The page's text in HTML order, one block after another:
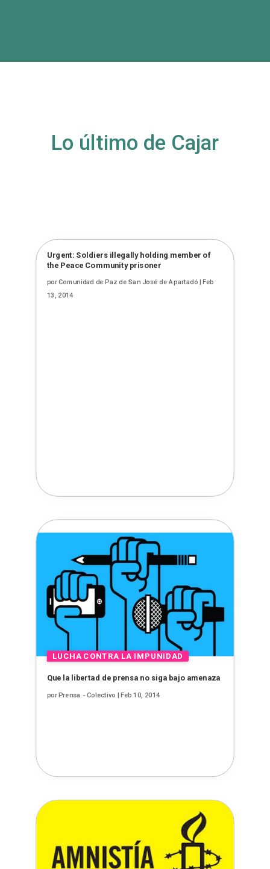
Lo último de Cajar
Urgent: Soldiers illegally holding member of
the Peace Community prisoner
porComunidad de Paz de San José de Apartadó|Feb
13, 2014
Que la libertad de prensa no siga bajo amenaza
porPrensa - Colectivo | Feb 10, 2014